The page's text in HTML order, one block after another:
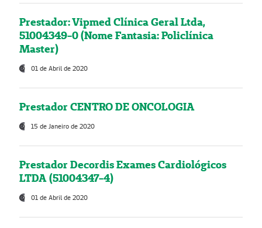
Prestador: Vipmed Clínica Geral Ltda,
51004349-0 (Nome Fantasia: Policlínica
Master)
01 de Abril de 2020
Prestador CENTRO DE ONCOLOGIA
15 de Janeiro de 2020
Prestador Decordis Exames Cardiológicos
LTDA (51004347-4)
01 de Abril de 2020